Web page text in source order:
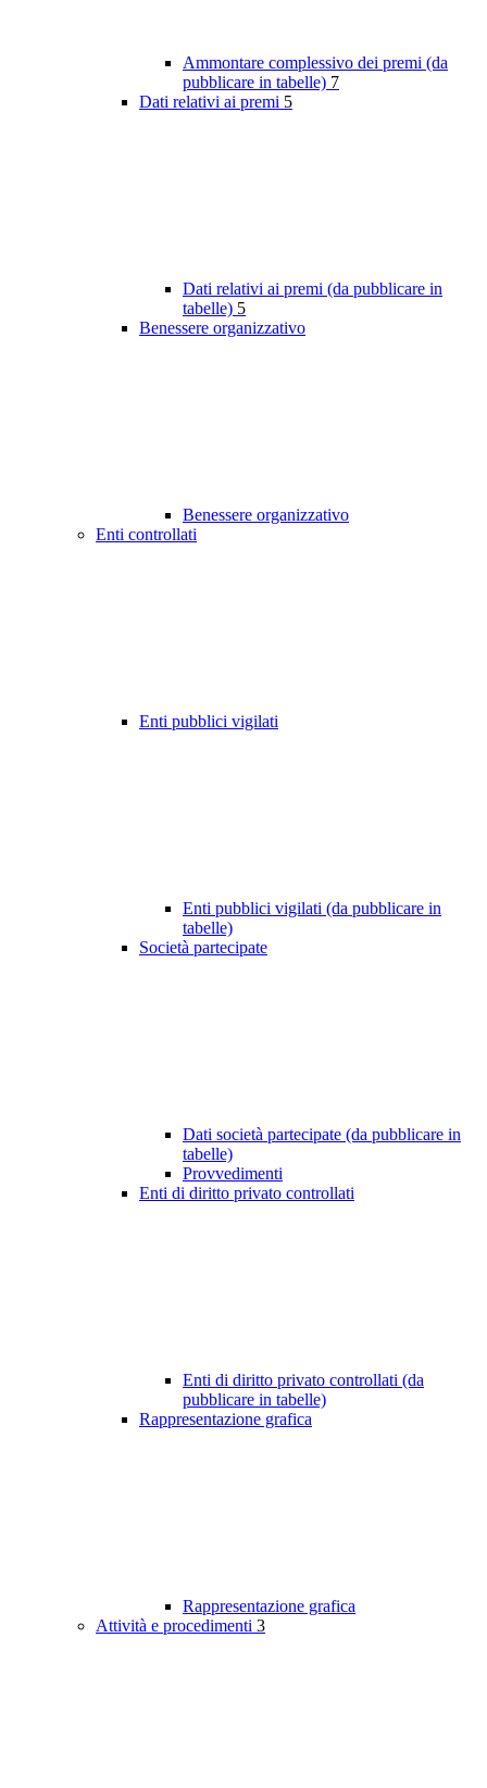
Ammontare complessivo dei premi (da
pubblicare in tabelle) 7
Dati relativi ai premi 5
Dati relativi ai premi (da pubblicare in
tabelle) 5
Benessere organizzativo
Benessere organizzativo
Enti controllati
Enti pubblici vigilati
Enti pubblici vigilati (da pubblicare in
tabelle)
Società partecipate
Dati società partecipate (da pubblicare in
tabelle)
Provvedimenti
Enti di diritto privato controllati
Enti di diritto privato controllati (da
pubblicare in tabelle)
Rappresentazione grafica
Rappresentazione grafica
Attività e procedimenti 3